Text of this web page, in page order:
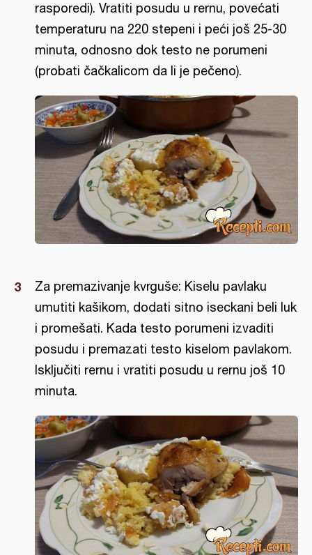
rasporedi). Vratiti posudu u rernu, povećati
temperaturu na 220 stepeni i peći još 25-30
minuta, odnosno dok testo ne porumeni
(probati čačkalicom da li je pečeno).
Za premazivanje kvrguše: Kiselu pavlaku
umutiti kašikom, dodati sitno iseckani beli luk
i promešati. Kada testo porumeni izvaditi
posudu i premazati testo kiselom pavlakom.
Isključiti rernu i vratiti posudu u rernu još 10
minuta.